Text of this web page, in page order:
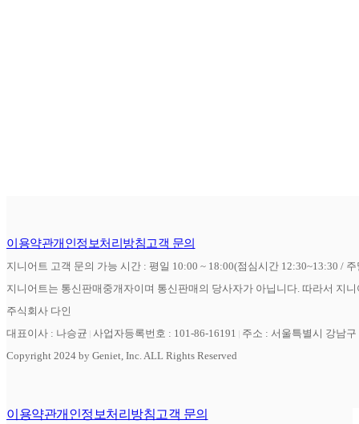
이용약관개인정보처리방침고객 문의
지니어트 고객 문의 가능 시간 : 평일 10:00 ~ 18:00(점심시간 12:30~13:30 /
지니어트는 통신판매중개자이며 통신판매의 당사자가 아닙니다. 따라서 지
주식회사 다인
대표이사 : 나승균 사업자등록번호 : 101-86-16191
주소 : 서울특별시 강남
Copyright 2024 by Geniet, Inc. ALL Rights Reserved
이용약관개인정보처리방침고객 문의